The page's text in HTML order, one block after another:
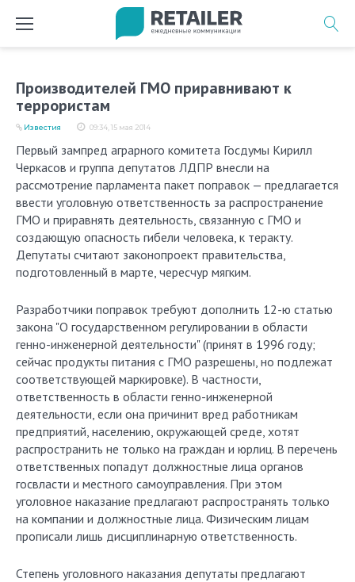
Производителей ГМО приравнивают к
террористам
09:34, 15 мая 2014
Известия
Первый зампред аграрного комитета Госдумы Кирилл
Черкасов и группа депутатов ЛДПР внесли на
рассмотрение парламента пакет поправок — предлагается
ввести уголовную ответственность за распространение
ГМО и приравнять деятельность, связанную с ГМО и
создающую опасность гибели человека, к теракту.
Депутаты считают законопроект правительства,
подготовленный в марте, чересчур мягким.
Разработчики поправок требуют дополнить 12-ю статью
закона "О государственном регулировании в области
генно-инженерной деятельности" (принят в 1996 году;
сейчас продукты питания с ГМО разрешены, но подлежат
соответствующей маркировке). В частности,
ответственность в области генно-инженерной
деятельности, если она причинит вред работникам
предприятий, населению, окружающей среде, хотят
распространить не только на граждан и юрлиц. В перечень
ответственных попадут должностные лица органов
госвласти и местного самоуправления. При этом
уголовное наказание предлагают распространять только
на компании и должностные лица. Физическим лицам
прописали лишь дисциплинарную ответственность.
Степень уголовного наказания депутаты предлагают